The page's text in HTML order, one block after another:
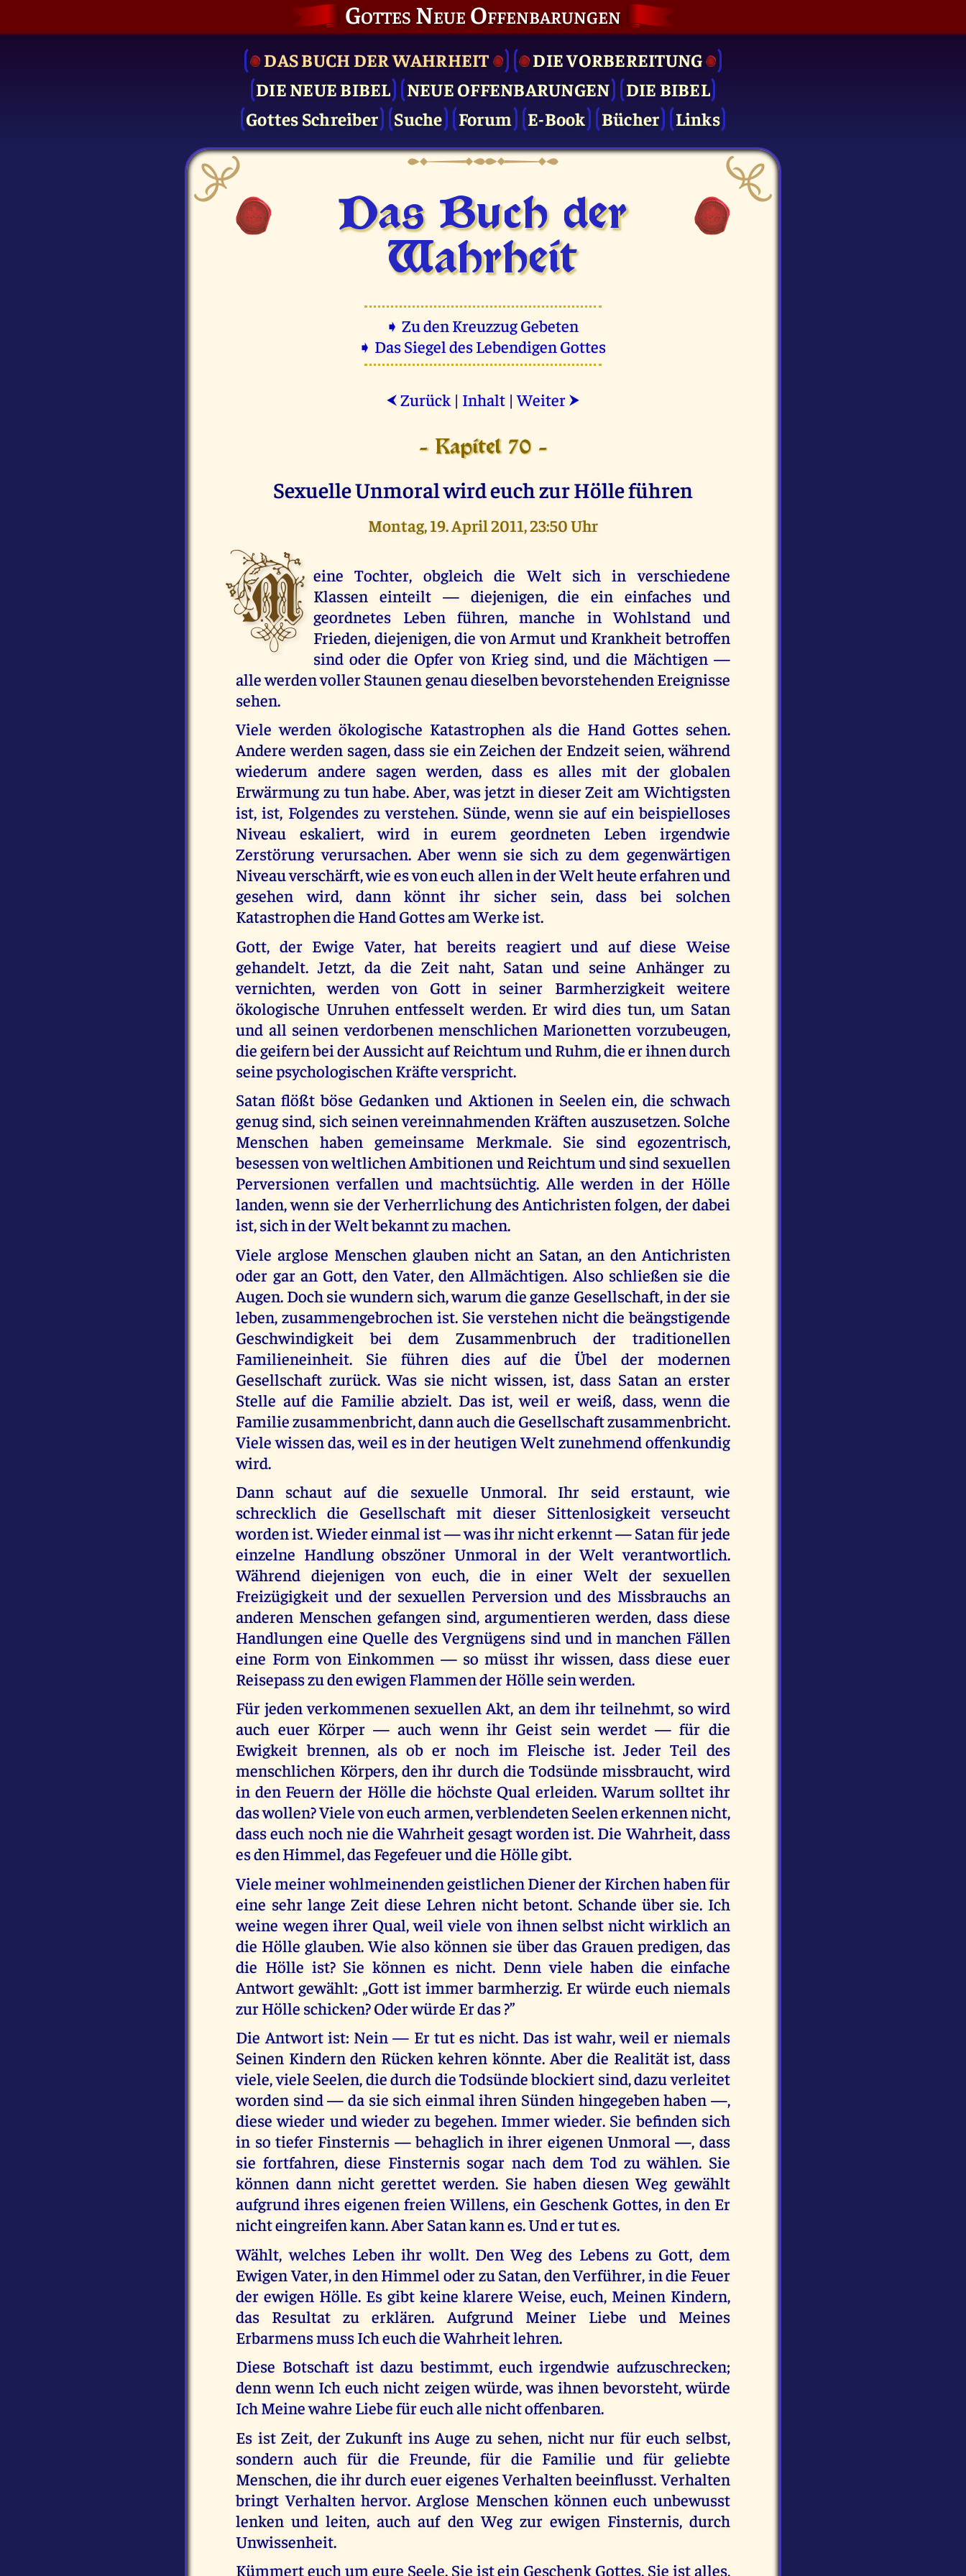
Gottes Neue Offenbarungen
DAS BUCH DER WAHRHEIT
DIE VOR­BEREITUNG
DIE NEUE BIBEL
NEUE OFFENBARUNGEN
DIE BIBEL
Gottes Schreiber
Suche Forum E-Book Bücher Links
Das Buch der
Wahrheit
➧ Zu den Kreuzzug Gebeten
➧ Das Siegel des Lebendigen Gottes
⮜ Zurück | Inhalt |Weiter ⮞
- Kapitel 70 -
Sexuelle Unmoral wird euch zur Hölle führen
Montag, 19. April 2011, 23:50 Uhr
M eine Tochter, obgleich die Welt sich in verschiedene
Klassen einteilt — diejenigen, die ein einfaches und
geordnetes Leben führen, manche in Wohlstand und
Frieden, diejenigen, die von Armut und Krankheit betroffen
sind oder die Opfer von Krieg sind, und die Mächtigen —
alle werden voller Staunen genau dieselben bevorstehenden Ereignisse
sehen.
Viele werden ökologische Katastrophen als die Hand Gottes sehen.
Andere werden sagen, dass sie ein Zeichen der Endzeit seien, während
wiederum andere sagen werden, dass es alles mit der globalen
Erwärmung zu tun habe. Aber, was jetzt in dieser Zeit am Wichtigsten
ist, ist, Folgendes zu verstehen. Sünde, wenn sie auf ein beispielloses
Niveau eskaliert, wird in eurem geordneten Leben irgendwie
Zerstörung verursachen. Aber wenn sie sich zu dem gegenwärtigen
Niveau verschärft, wie es von euch allen in der Welt heute erfahren und
gesehen wird, dann könnt ihr sicher sein, dass bei solchen
Katastrophen die Hand Gottes am Werke ist.
Gott, der Ewige Vater, hat bereits reagiert und auf diese Weise
gehandelt. Jetzt, da die Zeit naht, Satan und seine Anhänger zu
vernichten, werden von Gott in seiner Barmherzigkeit weitere
ökologische Unruhen entfesselt werden. Er wird dies tun, um Satan
und all seinen verdorbenen menschlichen Marionetten vorzubeugen,
die geifern bei der Aussicht auf Reichtum und Ruhm, die er ihnen durch
seine psychologischen Kräfte verspricht.
Satan flößt böse Gedanken und Aktionen in Seelen ein, die schwach
genug sind, sich seinen vereinnahmenden Kräften auszusetzen. Solche
Menschen haben gemeinsame Merkmale. Sie sind egozentrisch,
besessen von weltlichen Ambitionen und Reichtum und sind sexuellen
Perversionen verfallen und machtsüchtig. Alle werden in der Hölle
landen, wenn sie der Verherrlichung des Antichristen folgen, der dabei
ist, sich in der Welt bekannt zu machen.
Viele arglose Menschen glauben nicht an Satan, an den Antichristen
oder gar an Gott, den Vater, den Allmächtigen. Also schließen sie die
Augen. Doch sie wundern sich, warum die ganze Gesellschaft, in der sie
leben, zusammengebrochen ist. Sie verstehen nicht die beängstigende
Geschwindigkeit bei dem Zusammenbruch der traditionellen
Familieneinheit. Sie führen dies auf die Übel der modernen
Gesellschaft zurück. Was sie nicht wissen, ist, dass Satan an erster
Stelle auf die Familie abzielt. Das ist, weil er weiß, dass, wenn die
Familie zusammenbricht, dann auch die Gesellschaft zusammenbricht.
Viele wissen das, weil es in der heutigen Welt zunehmend offenkundig
wird.
Dann schaut auf die sexuelle Unmoral. Ihr seid erstaunt, wie
schrecklich die Gesellschaft mit dieser Sittenlosigkeit verseucht
worden ist. Wieder einmal ist — was ihr nicht erkennt — Satan für jede
einzelne Handlung obszöner Unmoral in der Welt verantwortlich.
Während diejenigen von euch, die in einer Welt der sexuellen
Freizügigkeit und der sexuellen Perversion und des Missbrauchs an
anderen Menschen gefangen sind, argumentieren werden, dass diese
Handlungen eine Quelle des Vergnügens sind und in manchen Fällen
eine Form von Einkommen — so müsst ihr wissen, dass diese euer
Reisepass zu den ewigen Flammen der Hölle sein werden.
Für jeden verkommenen sexuellen Akt, an dem ihr teilnehmt, so wird
auch euer Körper — auch wenn ihr Geist sein werdet — für die
Ewigkeit brennen, als ob er noch im Fleische ist. Jeder Teil des
menschlichen Körpers, den ihr durch die Todsünde missbraucht, wird
in den Feuern der Hölle die höchste Qual erleiden. Warum solltet ihr
das wollen? Viele von euch armen, verblendeten Seelen erkennen nicht,
dass euch noch nie die Wahrheit gesagt worden ist. Die Wahrheit, dass
es den Himmel, das Fegefeuer und die Hölle gibt.
Viele meiner wohlmeinenden geistlichen Diener der Kirchen haben für
eine sehr lange Zeit diese Lehren nicht betont. Schande über sie. Ich
weine wegen ihrer Qual, weil viele von ihnen selbst nicht wirklich an
die Hölle glauben. Wie also können sie über das Grauen predigen, das
die Hölle ist? Sie können es nicht. Denn viele haben die einfache
Antwort gewählt: „Gott ist immer barmherzig. Er würde euch niemals
zur Hölle schicken? Oder würde Er das ?”
Die Antwort ist: Nein — Er tut es nicht. Das ist wahr, weil er niemals
Seinen Kindern den Rücken kehren könnte. Aber die Realität ist, dass
viele, viele Seelen, die durch die Todsünde blockiert sind, dazu verleitet
worden sind — da sie sich einmal ihren Sünden hingegeben haben —,
diese wieder und wieder zu begehen. Immer wieder. Sie befinden sich
in so tiefer Finsternis — behaglich in ihrer eigenen Unmoral —, dass
sie fortfahren, diese Finsternis sogar nach dem Tod zu wählen. Sie
können dann nicht gerettet werden. Sie haben diesen Weg gewählt
aufgrund ihres eigenen freien Willens, ein Geschenk Gottes, in den Er
nicht eingreifen kann. Aber Satan kann es. Und er tut es.
Wählt, welches Leben ihr wollt. Den Weg des Lebens zu Gott, dem
Ewigen Vater, in den Himmel oder zu Satan, den Verführer, in die Feuer
der ewigen Hölle. Es gibt keine klarere Weise, euch, Meinen Kindern,
das Resultat zu erklären. Aufgrund Meiner Liebe und Meines
Erbarmens muss Ich euch die Wahrheit lehren.
Diese Botschaft ist dazu bestimmt, euch irgendwie aufzuschrecken;
denn wenn Ich euch nicht zeigen würde, was ihnen bevorsteht, würde
Ich Meine wahre Liebe für euch alle nicht offenbaren.
Es ist Zeit, der Zukunft ins Auge zu sehen, nicht nur für euch selbst,
sondern auch für die Freunde, für die Familie und für geliebte
Menschen, die ihr durch euer eigenes Verhalten beeinflusst. Verhalten
bringt Verhalten hervor. Arglose Menschen können euch unbewusst
lenken und leiten, auch auf den Weg zur ewigen Finsternis, durch
Unwissenheit.
Kümmert euch um eure Seele. Sie ist ein Geschenk Gottes. Sie ist alles,